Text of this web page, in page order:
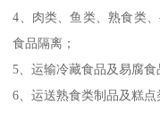
4、肉类、鱼类、熟食类
食品隔离；
5、运输冷藏食品及易腐食
6、运送熟食类制品及糕